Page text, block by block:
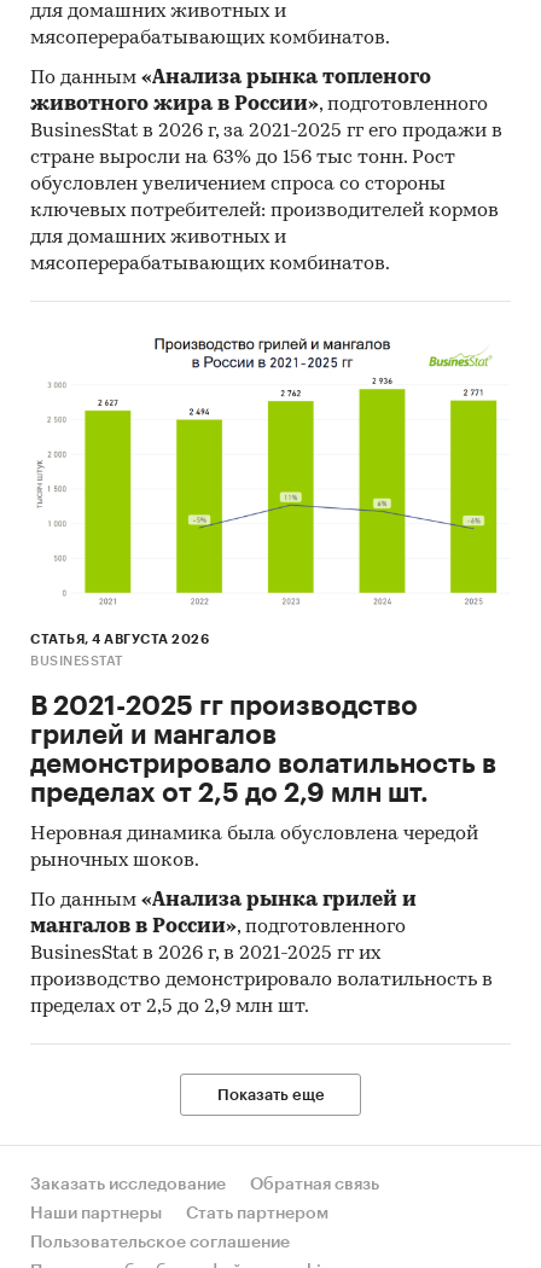
для домашних животных и
мясоперерабатывающих комбинатов.
По данным «Анализа рынка топленого
животного жира в России», подготовленного
BusinesStat в 2026 г, за 2021-2025 гг его продажи в
стране выросли на 63% до 156 тыс тонн. Рост
обусловлен увеличением спроса со стороны
ключевых потребителей: производителей кормов
для домашних животных и
мясоперерабатывающих комбинатов.
СТАТЬЯ, 4 АВГУСТА 2026
BUSINESSTAT
В 2021-2025 гг производство
грилей и мангалов
демонстрировало волатильность в
пределах от 2,5 до 2,9 млн шт.
Неровная динамика была обусловлена чередой
рыночных шоков.
По данным «Анализа рынка грилей и
мангалов в России», подготовленного
BusinesStat в 2026 г, в 2021-2025 гг их
производство демонстрировало волатильность в
пределах от 2,5 до 2,9 млн шт.
Показать еще
Заказать исследование
Обратная связь
Наши партнеры
Стать партнером
Пользовательское соглашение